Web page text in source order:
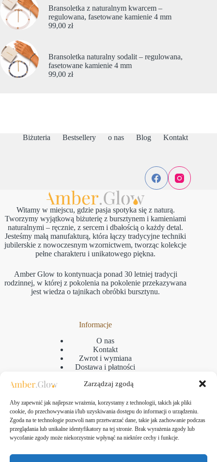
Zarządzaj zgodą
Aby zapewnić jak najlepsze wrażenia, korzystamy z technologii, takich jak pliki
cookie, do przechowywania i/lub uzyskiwania dostępu do informacji o urządzeniu.
Zgoda na te technologie pozwoli nam przetwarzać dane, takie jak zachowanie podczas
przeglądania lub unikalne identyfikatory na tej stronie. Brak wyrażenia zgody lub
wycofanie zgody może niekorzystnie wpłynąć na niektóre cechy i funkcje.
Bransoletka z naturalnym kwarcem –
regulowana, fasetowane kamienie 4 mm
99,00 zł
Bransoletka naturalny sodalit – regulowana,
fasetowane kamienie 4 mm
99,00 zł
Biżuteria Bestsellery o nas Blog Kontakt
Witamy w miejscu, gdzie pasja spotyka się z naturą.
Tworzymy wyjątkową biżuterię z bursztynem i kamieniami
naturalnymi – ręcznie, z sercem i dbałością o każdy detal.
Jesteśmy małą manufakturą, która łączy tradycyjne techniki
jubilerskie z nowoczesnym wzornictwem, tworząc kolekcje
pełne charakteru i unikatowego piękna.
Amber Glow to kontynuacja ponad 30 letniej tradycji
rodzinnej, w której z pokolenia na pokolenie przekazywana
jest wiedza o tajnikach obróbki bursztynu.
Informacje
O nas
Kontakt
Zwrot i wymiana
Dostawa i płatności
Regulamin
GPSR
Polityka plikow cookies
Kontakt